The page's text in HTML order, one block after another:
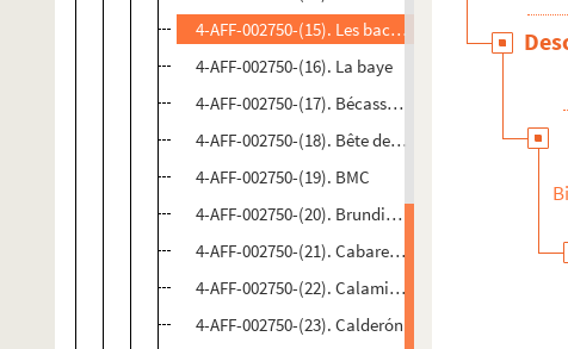
4-AFF-002750-(15). Les bacchantes
4-AFF-002750-(16). La baye
4-AFF-002750-(17). Bécassouille
4-AFF-002750-(18). Bête de style
4-AFF-002750-(19). BMC
4-AFF-002750-(20). Brundibar
4-AFF-002750-(21). Cabaret Lucioles. Le débit
4-AFF-002750-(22). Calamity Jane
4-AFF-002750-(23). Calderón